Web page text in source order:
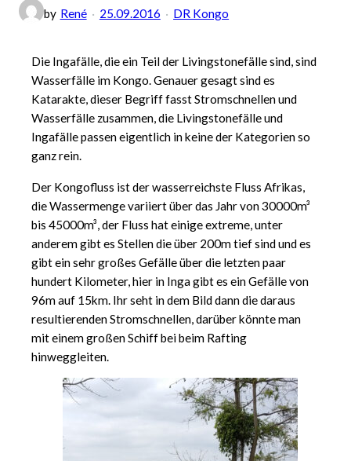
by René 25.09.2016 DR Kongo
Die Ingafälle, die ein Teil der Livingstonefälle sind, sind
Wasserfälle im Kongo. Genauer gesagt sind es
Katarakte, dieser Begriff fasst Stromschnellen und
Wasserfälle zusammen, die Livingstonefälle und
Ingafälle passen eigentlich in keine der Kategorien so
ganz rein.
Der Kongofluss ist der wasserreichste Fluss Afrikas,
die Wassermenge variiert über das Jahr von 30000m³
bis 45000m³, der Fluss hat einige extreme, unter
anderem gibt es Stellen die über 200m tief sind und es
gibt ein sehr großes Gefälle über die letzten paar
hundert Kilometer, hier in Inga gibt es ein Gefälle von
96m auf 15km. Ihr seht in dem Bild dann die daraus
resultierenden Stromschnellen, darüber könnte man
mit einem großen Schiff bei beim Rafting
hinweggleiten.